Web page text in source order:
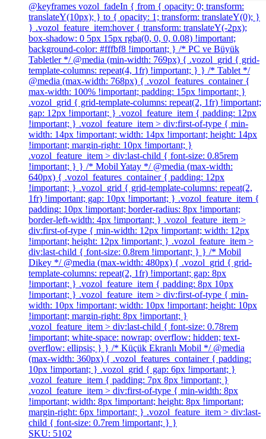
@keyframes vozol_fadeIn { from { opacity: 0; transform:
translateY(10px); } to { opacity: 1; transform: translateY(0); }
} .vozol_feature_item:hover { transform: translateY(-2px);
box-shadow: 0 5px 15px rgba(0, 0, 0, 0.08) !important;
background-color: #fffbf8 !important; } /* PC ve Büyük
Tabletler */ @media (min-width: 769px) { .vozol_grid { grid-
template-columns: repeat(4, 1fr) !important; } } /* Tablet */
@media (max-width: 768px) { .vozol_features_container {
max-width: 100% !important; padding: 15px !important; }
.vozol_grid { grid-template-columns: repeat(2, 1fr) !important;
gap: 12px !important; } .vozol_feature_item { padding: 12px
!important; } .vozol_feature_item > div:first-of-type { min-
width: 14px !important; width: 14px !important; height: 14px
!important; margin-right: 10px !important; }
.vozol_feature_item > div:last-child { font-size: 0.85rem
!important; } } /* Mobil Yatay */ @media (max-width:
640px) { .vozol_features_container { padding: 12px
!important; } .vozol_grid { grid-template-columns: repeat(2,
1fr) !important; gap: 10px !important; } .vozol_feature_item {
padding: 10px !important; border-radius: 8px !important;
border-left-width: 4px !important; } .vozol_feature_item >
div:first-of-type { min-width: 12px !important; width: 12px
!important; height: 12px !important; } .vozol_feature_item >
div:last-child { font-size: 0.8rem !important; } } /* Mobil
Dikey */ @media (max-width: 480px) { .vozol_grid { grid-
template-columns: repeat(2, 1fr) !important; gap: 8px
!important; } .vozol_feature_item { padding: 8px 10px
!important; } .vozol_feature_item > div:first-of-type { min-
width: 10px !important; width: 10px !important; height: 10px
!important; margin-right: 8px !important; }
.vozol_feature_item > div:last-child { font-size: 0.78rem
!important; white-space: nowrap; overflow: hidden; text-
overflow: ellipsis; } } /* Küçük Ekranlı Mobil */ @media
(max-width: 360px) { .vozol_features_container { padding:
10px !important; } .vozol_grid { gap: 6px !important; }
.vozol_feature_item { padding: 7px 8px !important; }
.vozol_feature_item > div:first-of-type { min-width: 8px
!important; width: 8px !important; height: 8px !important;
margin-right: 6px !important; } .vozol_feature_item > div:last-
child { font-size: 0.7rem !important; } }
SKU: 5102